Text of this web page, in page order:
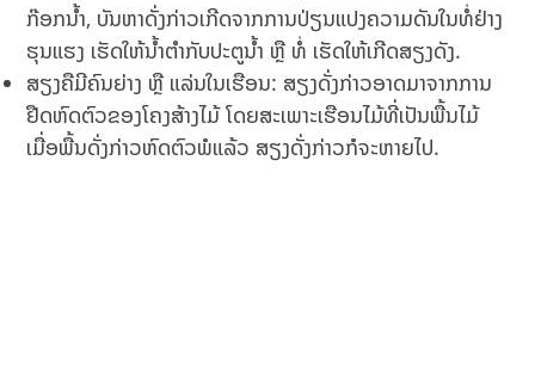
ກ໊ອກນ້ຳ, ບັນຫາດັ່ງກ່າວເກີດຈາກການປ່ຽນແປງຄວາມດັນໃນທໍ່ຢ່າງ
ຮຸນແຮງ ເຮັດໃຫ້ນ້ຳຕຳກັບປະຕູນ້ຳ ຫຼື ທໍ່ ເຮັດໃຫ້ເກີດສຽງດັງ.
ສຽງຄືມີຄົນຍ່າງ ຫຼື ແລ່ນໃນເຮືອນ: ສຽງດັ່ງກ່າວອາດມາຈາກການ
ຢືດຫົດຕົວຂອງໂຄງສ້າງໄມ້ ໂດຍສະເພາະເຮືອນໄມ້ທີ່ເປັນພື້ນໄມ້
ເມື່ອພື້ນດັ່ງກ່າວຫົດຕົວພໍແລ້ວ ສຽງດັ່ງກ່າວກໍຈະຫາຍໄປ.